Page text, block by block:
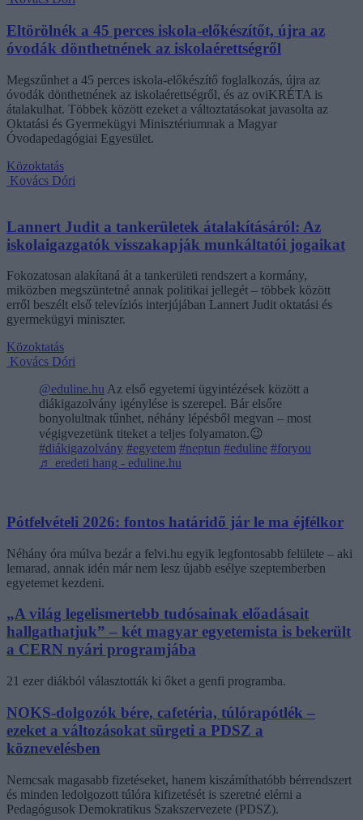
Eltörölnék a 45 perces iskola-előkészítőt, újra az
óvodák dönthetnének az iskolaérettségről
Megszűnhet a 45 perces iskola-előkészítő foglalkozás, újra az
óvodák dönthetnének az iskolaérettségről, és az oviKRÉTA is
átalakulhat. Többek között ezeket a változtatásokat javasolta az
Oktatási és Gyermekügyi Minisztériumnak a Magyar
Óvodapedagógiai Egyesület.
Közoktatás
Kovács Dóri
Lannert Judit a tankerületek átalakításáról: Az
iskolaigazgatók visszakapják munkáltatói jogaikat
Fokozatosan alakítaná át a tankerületi rendszert a kormány,
miközben megszüntetné annak politikai jellegét – többek között
erről beszélt első televíziós interjújában Lannert Judit oktatási és
gyermekügyi miniszter.
Közoktatás
Kovács Dóri
@eduline.hu Az első egyetemi ügyintézések között a
diákigazolvány igénylése is szerepel. Bár elsőre
bonyolultnak tűnhet, néhány lépésből megvan – most
végigvezetünk titeket a teljes folyamaton.😉
#diákigazolvány #egyetem #neptun #eduline #foryou
♬ eredeti hang - eduline.hu
Pótfelvételi 2026: fontos határidő jár le ma éjfélkor
Néhány óra múlva bezár a felvi.hu egyik legfontosabb felülete – aki
lemarad, annak idén már nem lesz újabb esélye szeptemberben
egyetemet kezdeni.
„A világ legelismertebb tudósainak előadásait
hallgathatjuk” – két magyar egyetemista is bekerült
a CERN nyári programjába
21 ezer diákból választották ki őket a genfi programba.
NOKS-dolgozók bére, cafetéria, túlórapótlék –
ezeket a változásokat sürgeti a PDSZ a
köznevelésben
Nemcsak magasabb fizetéseket, hanem kiszámíthatóbb bérrendszert
és minden ledolgozott túlóra kifizetését is szeretné elérni a
Pedagógusok Demokratikus Szakszervezete (PDSZ).